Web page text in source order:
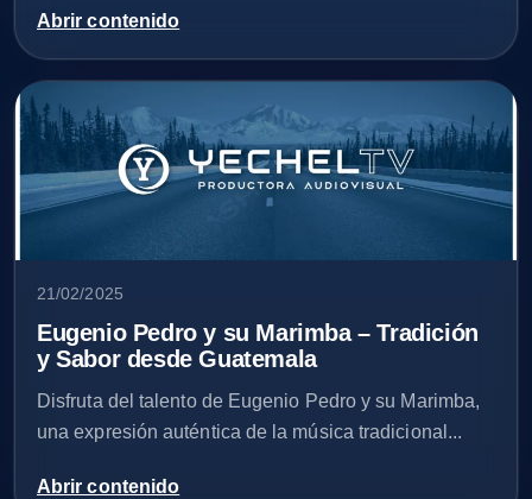
Abrir contenido
21/02/2025
Eugenio Pedro y su Marimba – Tradición
y Sabor desde Guatemala
Disfruta del talento de Eugenio Pedro y su Marimba,
una expresión auténtica de la música tradicional...
Abrir contenido